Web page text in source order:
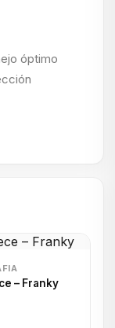
óptimo
– Franky